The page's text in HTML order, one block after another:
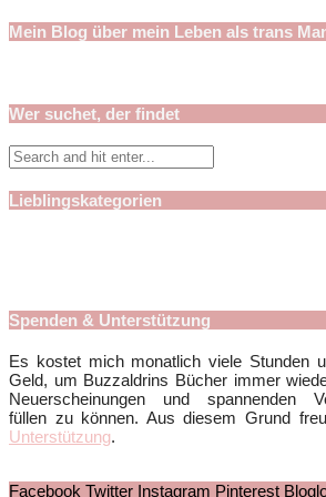
Mein Blog über mein Leben als trans
Wer suchet, der findet
Lieblingskategorien
Spenden & Unterstützung
Es kostet mich monatlich viele Stunden
Geld, um Buzzaldrins Bücher immer
Neuerscheinungen und spannenden
füllen zu können. Aus diesem Grund
Unterstützung.
Facebook Twitter Instagram Pinterest